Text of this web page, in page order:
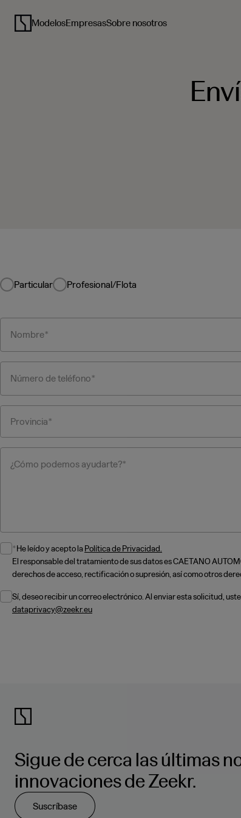
ModelosEmpresasSobre nosotros
Particular Profesional/Flota
Nombre
Número de teléfono
Provincia
¿Cómo podemos ayudarte?
He leído y acepto laPolítica de Privacidad.
El responsable del tratamiento de sus datos es CAETANO
derechos de acceso, rectificación o supresión, así como otros
Sí, deseo recibir un correo electrónico. Al enviar esta solicitud,
dataprivacy@zeekr.eu
Sigue de cerca las últimas
innovaciones de Zeekr.
Suscríbase